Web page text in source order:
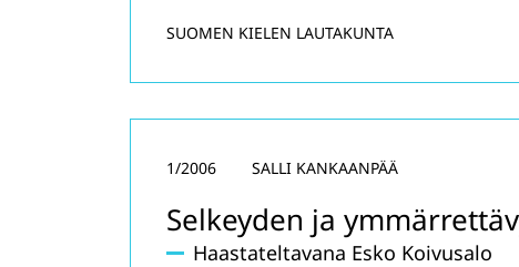
SUOMEN KIELEN LAUTAKUNTA
Selkeyden ja
Haastateltavana Esko Koivusalo
1/2006 SALLI KANKAANPÄÄ